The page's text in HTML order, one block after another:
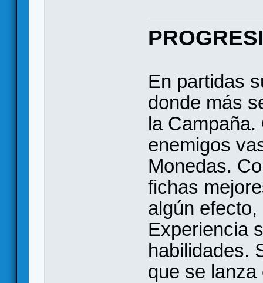
En partidas
donde más
la
enemigos
Monedas.
fichas
algún
Experiencia
habilidades.
que se lanza